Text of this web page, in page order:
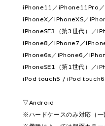
iPhone11／iPhone11Pro
iPhoneX／iPhoneXS／
iPhoneSE3（第3世代）／
iPhone8／iPhone7／
iPhone6s／iPhone6／
iPhoneSE1（第1世代）／
iPod touch5 / iPod
▽Android
※ハードケースのみ対応（一